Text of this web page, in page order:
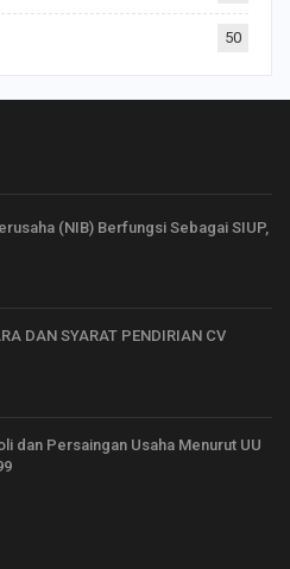
50
(NIB) Berfungsi Sebagai SIUP,
DAN SYARAT PENDIRIAN CV
dan Persaingan Usaha Menurut UU